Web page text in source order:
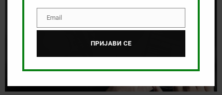
EmailEmail
ПРИЈАВИ СЕ